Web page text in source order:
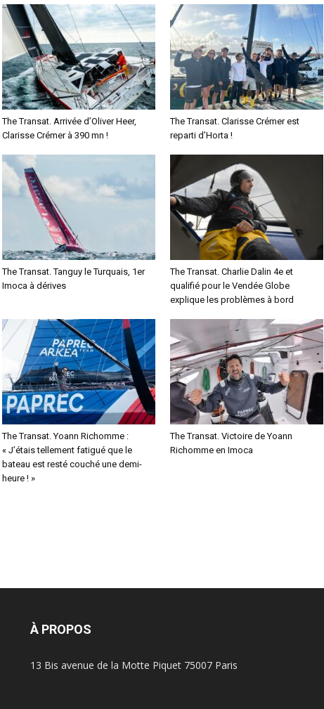
The Transat. Arrivée d’Oliver Heer,
Clarisse Crémer à 390 mn !
The Transat. Clarisse Crémer est
reparti d’Horta !
The Transat. Tanguy le Turquais, 1er
Imoca à dérives
The Transat. Charlie Dalin 4e et
qualifié pour le Vendée Globe
explique les problèmes à bord
The Transat. Yoann Richomme :
« J’étais tellement fatigué que le
bateau est resté couché une demi-
heure ! »
The Transat. Victoire de Yoann
Richomme en Imoca
À PROPOS
13 Bis avenue de la Motte Piquet 75007 Paris